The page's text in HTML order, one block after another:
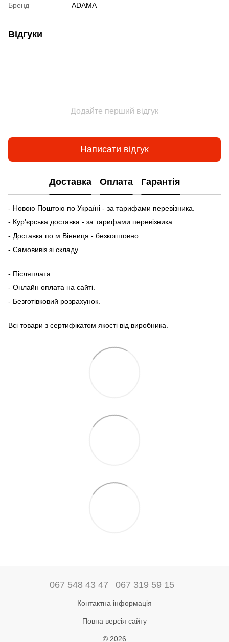
Бренд ADAMA
Відгуки
Додайте перший відгук
Написати відгук
Доставка Оплата Гарантія
- Новою Поштою по Україні - за тарифами перевізника.
- Кур'єрська доставка - за тарифами перевізника.
- Доставка по м.Вінниця - безкоштовно.
- Самовивіз зі складу.
- Післяплата.
- Онлайн оплата на сайті.
- Безготівковий розрахунок.
Всі товари з сертифікатом якості від виробника.
067 548 43 47 067 319 59 15
Контактна інформація
Повна версія сайту
© 2026